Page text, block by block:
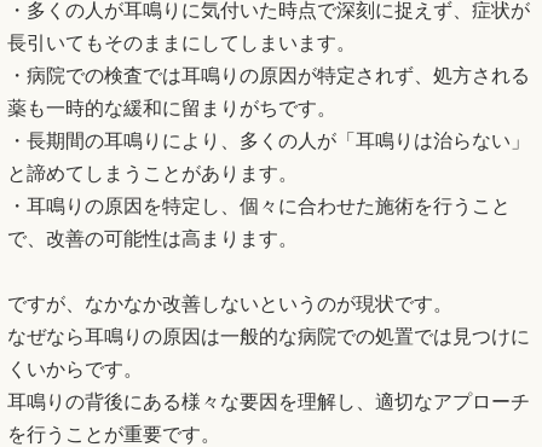
・多くの人が耳鳴りに気付いた時点で深刻に捉えず、症状が
長引いてもそのままにしてしまいます。
・病院での検査では耳鳴りの原因が特定されず、処方される
薬も一時的な緩和に留まりがちです。
・長期間の耳鳴りにより、多くの人が「耳鳴りは治らない」
と諦めてしまうことがあります。
・耳鳴りの原因を特定し、個々に合わせた施術を行うこと
で、改善の可能性は高まります。
ですが、なかなか改善しないというのが現状です。
なぜなら耳鳴りの原因は一般的な病院での処置では見つけに
くいからです。
耳鳴りの背後にある様々な要因を理解し、適切なアプローチ
を行うことが重要です。